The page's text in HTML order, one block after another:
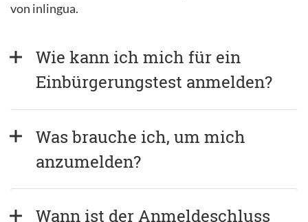
von inlingua.
Wie kann ich mich für ein
Einbürgerungstest anmelden?
Was brauche ich, um mich
anzumelden?
Wann ist der Anmeldeschluss